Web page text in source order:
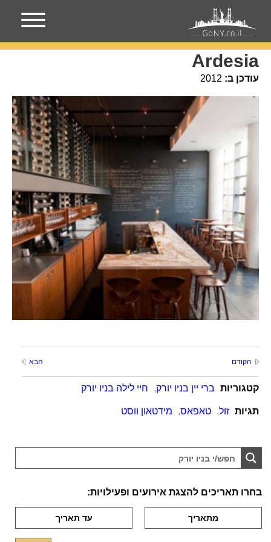
עמוד הבית מקומות בניו-יורק
Ardesia
עודכן ב: 2012
הקודם הבא
קטגוריות ברי יין בניו יורק, חיי לילה בניו יורק
תגיות זול, טאפאס, מידטאון ווסט
בחרו תאריכים להצגת אירועים ופעילויות: